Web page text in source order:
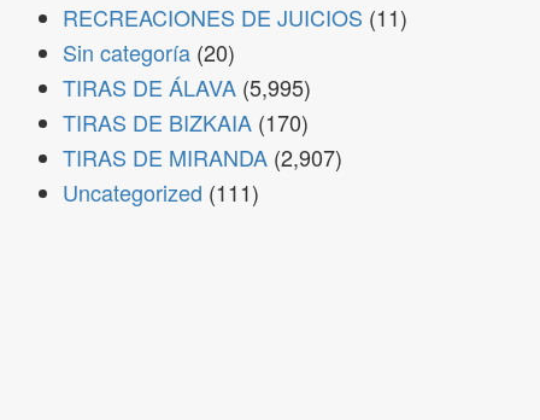
RECREACIONES DE JUICIOS (11)
Sin categoría (20)
TIRAS DE ÁLAVA (5,995)
TIRAS DE BIZKAIA (170)
TIRAS DE MIRANDA (2,907)
Uncategorized (111)